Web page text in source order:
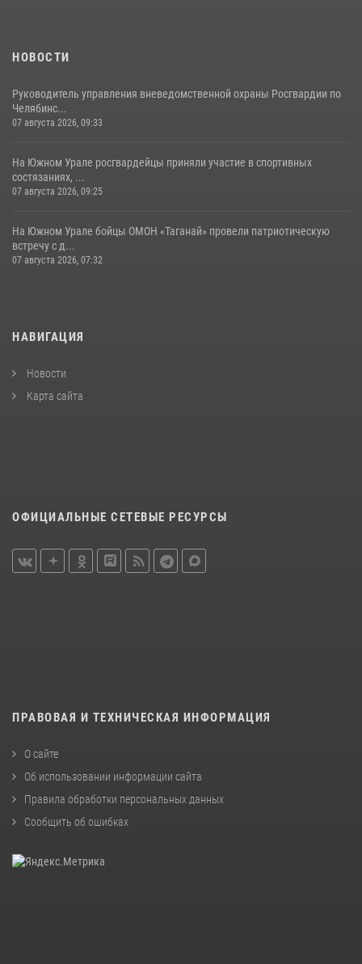
НОВОСТИ
Руководитель управления вневедомственной охраны Росгвардии по
Челябинс...
07 августа 2026, 09:33
На Южном Урале росгвардейцы приняли участие в спортивных
состязаниях, ...
07 августа 2026, 09:25
На Южном Урале бойцы ОМОН «Таганай» провели патриотическую
встречу с д...
07 августа 2026, 07:32
НАВИГАЦИЯ
Новости
Карта сайта
ОФИЦИАЛЬНЫЕ СЕТЕВЫЕ РЕСУРСЫ
ПРАВОВАЯ И ТЕХНИЧЕСКАЯ ИНФОРМАЦИЯ
О сайте
Об использовании информации сайта
Правила обработки персональных данных
Сообщить об ошибках